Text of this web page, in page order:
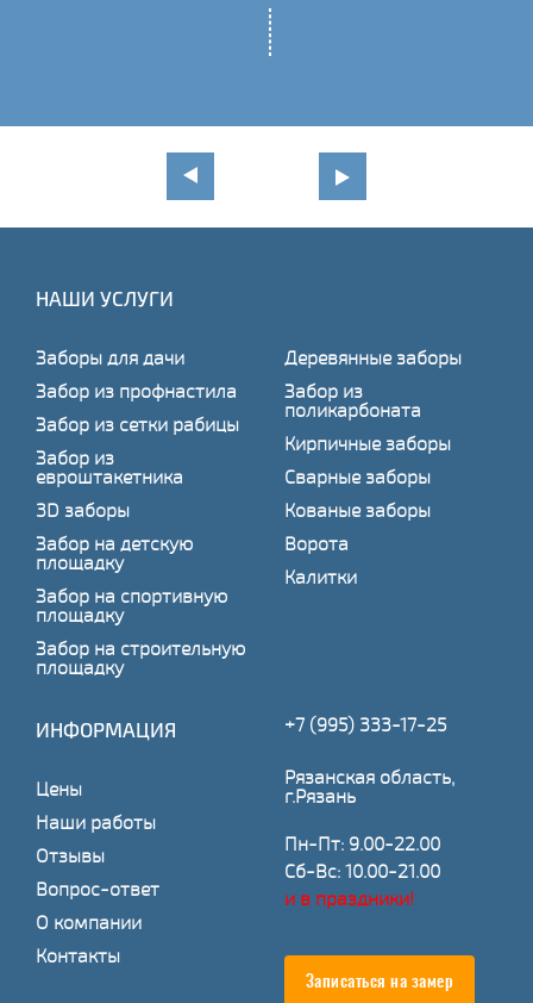
НАШИ УСЛУГИ
Заборы для дачи
Забор из профнастила
Забор из сетки рабицы
Забор из
евроштакетника
3D заборы
Забор на детскую
площадку
Забор на спортивную
площадку
Забор на строительную
площадку
Деревянные заборы
Забор из
поликарбоната
Кирпичные заборы
Сварные заборы
Кованые заборы
Ворота
Калитки
ИНФОРМАЦИЯ
Цены
Наши работы
Отзывы
Вопрос-ответ
О компании
Контакты
+7 (995) 333-17-25
Рязанская область,
г.Рязань
Пн-Пт: 9.00-22.00
Сб-Вс: 10.00-21.00
и в праздники!
Записаться на замер